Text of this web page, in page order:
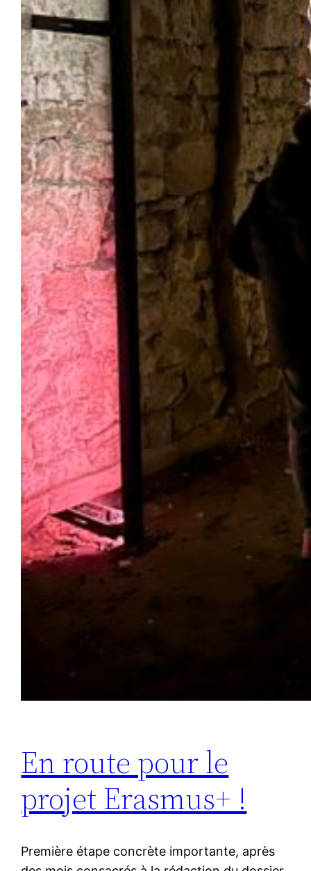
En route pour le
projet Erasmus+ !
Première étape concrète importante, après